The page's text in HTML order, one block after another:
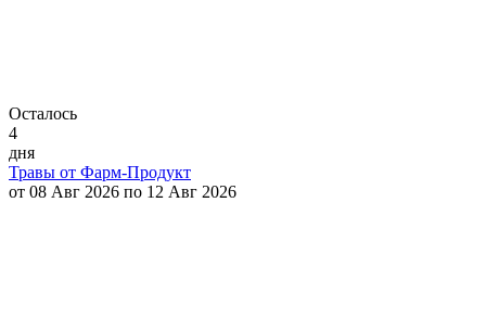
Осталось
4
дня
Травы от Фарм-Продукт
от 08 Авг 2026 по 12 Авг 2026